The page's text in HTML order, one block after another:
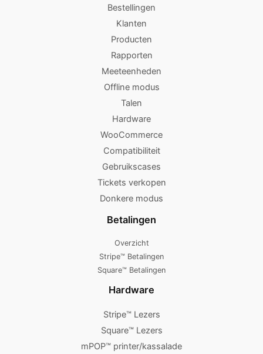
Bestellingen
Klanten
Producten
Rapporten
Meeteenheden
Offline modus
Talen
Hardware
WooCommerce
Compatibiliteit
Gebruikscases
Tickets verkopen
Donkere modus
Betalingen
Overzicht
Stripe™ Betalingen
Square™ Betalingen
Hardware
Stripe™ Lezers
Square™ Lezers
mPOP™ printer/kassalade